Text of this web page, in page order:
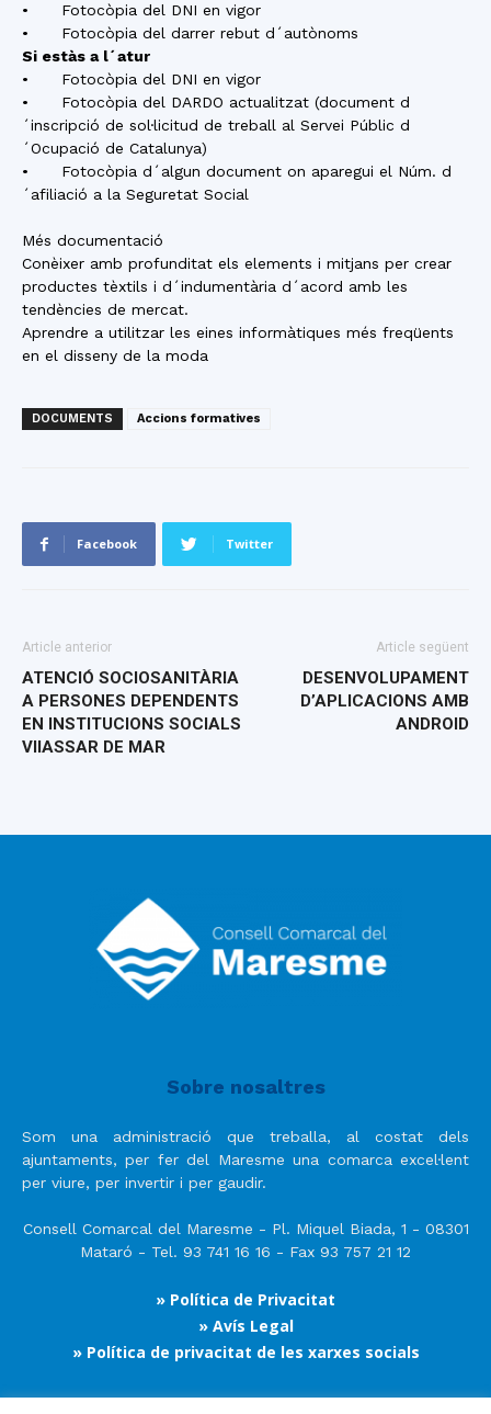
• Fotocòpia del DNI en vigor
• Fotocòpia del darrer rebut d´autònoms
Si estàs a l´atur
• Fotocòpia del DNI en vigor
• Fotocòpia del DARDO actualitzat (document d
´inscripció de sol·licitud de treball al Servei Públic d
´Ocupació de Catalunya)
• Fotocòpia d´algun document on aparegui el Núm. d
´afiliació a la Seguretat Social
Més documentació
Conèixer amb profunditat els elements i mitjans per crear
productes tèxtils i d´indumentària d´acord amb les
tendències de mercat.
Aprendre a utilitzar les eines informàtiques més freqüents
en el disseny de la moda
DOCUMENTS Accions formatives
Facebook Twitter
Article anterior
ATENCIÓ SOCIOSANITÀRIA
A PERSONES DEPENDENTS
EN INSTITUCIONS SOCIALS
VIlASSAR DE MAR
Article següent
DESENVOLUPAMENT
D’APLICACIONS AMB
ANDROID
Sobre nosaltres
Som una administració que treballa, al costat dels
ajuntaments, per fer del Maresme una comarca excel·lent
per viure, per invertir i per gaudir.
Consell Comarcal del Maresme - Pl. Miquel Biada, 1 - 08301
Mataró - Tel. 93 741 16 16 - Fax 93 757 21 12
» Política de Privacitat
» Avís Legal
» Política de privacitat de les xarxes socials